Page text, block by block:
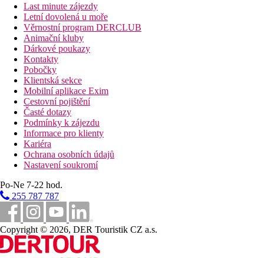
Last minute zájezdy
Letní dovolená u moře
Věrnostní program DERCLUB
Animační kluby
Dárkové poukazy
Kontakty
Pobočky
Klientská sekce
Mobilní aplikace Exim
Cestovní pojištění
Časté dotazy
Podmínky k zájezdu
Informace pro klienty
Kariéra
Ochrana osobních údajů
Nastavení soukromí
Po-Ne 7-22 hod.
255 787 787
Copyright © 2026, DER Touristik CZ a.s.